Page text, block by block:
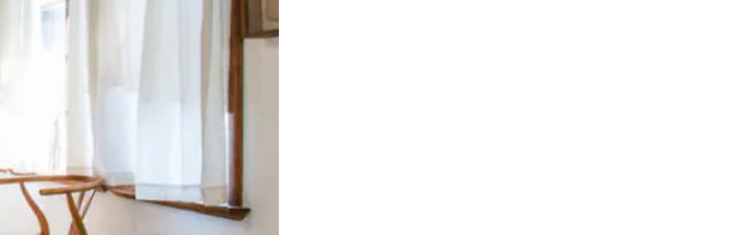
alebo ich preskúmať pomocou dotykových gest či potiahnutia prstom.